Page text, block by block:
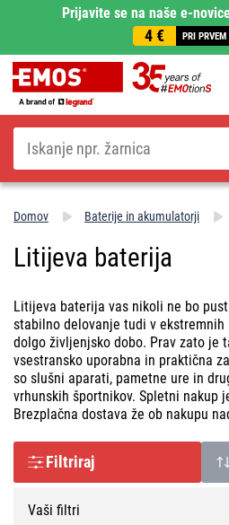
Prijavite se na naše e-
4 € PRI
Iskanje
Domov Baterije in akumulatorji
Litijeva baterija
Litijeva baterija vas nikoli ne bo
stabilno delovanje tudi v
dolgo življenjsko dobo. Prav zato je
vsestransko uporabna in praktična
so slušni aparati, pametne ure in
vrhunskih športnikov. Spletni nakup
Brezplačna dostava že ob nakupu
Filtriraj
Vaši filtri